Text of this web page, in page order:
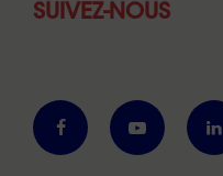
SUIVEZ-NOUS